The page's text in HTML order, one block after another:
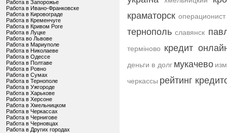
Работа в Запорожье
Работа в Ивано-Франковске
Работа в Кировограде
Работа в Кременчуге
Работа в Кривом Роге
Работа в Луцке
Работа во Львове
Работа в Мариуполе
Работа в Николаеве
Работа в Одессе
Работа в Полтаве
Работа в Ровно
Работа в Сумах
Работа в Тернополе
Работа в Ужгороде
Работа в Харькове
Работа в Херсоне
Работа в Хмельницком
Работа в Черкассах
Работа в Чернигове
Работа в Черновцах
Работа в Других городах
краматорск операционист
тернополь славянск
терміново кредит
деньги в долг мукачево
черкассы рейтинг